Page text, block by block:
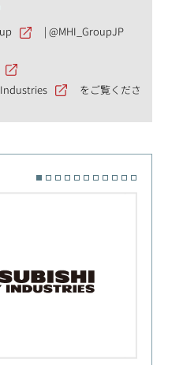
|@MHI_GroupJP
をご覧くださ